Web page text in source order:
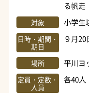
る帆走
対象 小学生
日時・期間・
期日
９月
場所 平川ヨ
定員・定数・
人員
各40人